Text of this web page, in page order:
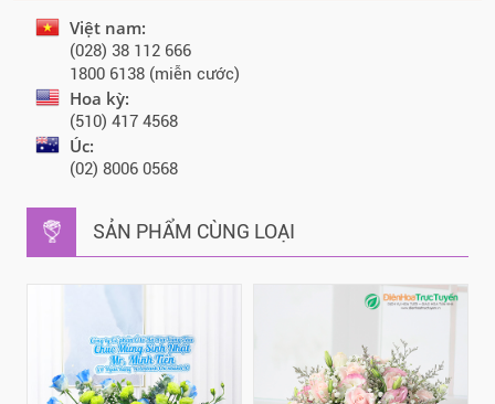
Việt nam:
(028) 38 112 666
1800 6138 (miễn cước)
Hoa kỳ:
(510) 417 4568
Úc:
(02) 8006 0568
SẢN PHẨM CÙNG LOẠI